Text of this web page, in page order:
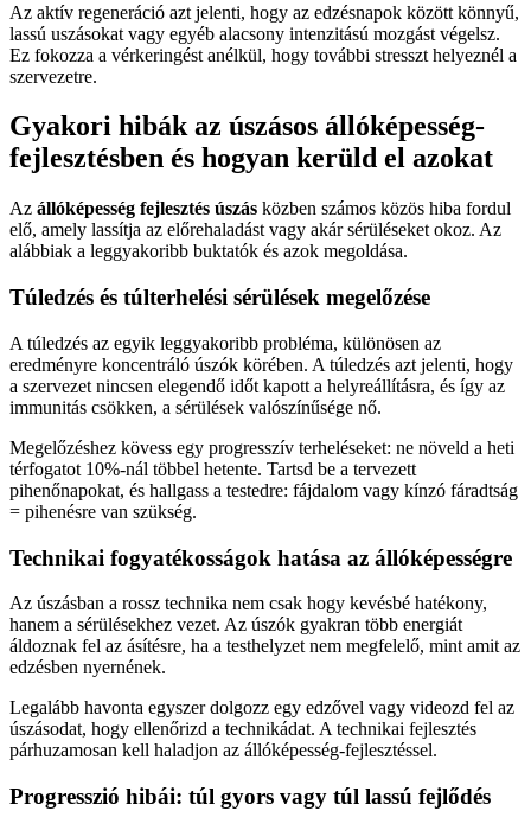
Az aktív regeneráció azt jelenti, hogy az edzésnapok között könnyű,
lassú uszásokat vagy egyéb alacsony intenzitású mozgást végelsz.
Ez fokozza a vérkeringést anélkül, hogy további stresszt helyeznél a
szervezetre.
Gyakori hibák az úszásos állóképesség-
fejlesztésben és hogyan kerüld el azokat
Az állóképesség fejlesztés úszás közben számos közös hiba fordul
elő, amely lassítja az előrehaladást vagy akár sérüléseket okoz. Az
alábbiak a leggyakoribb buktatók és azok megoldása.
Túledzés és túlterhelési sérülések megelőzése
A túledzés az egyik leggyakoribb probléma, különösen az
eredményre koncentráló úszók körében. A túledzés azt jelenti, hogy
a szervezet nincsen elegendő időt kapott a helyreállításra, és így az
immunitás csökken, a sérülések valószínűsége nő.
Megelőzéshez kövess egy progresszív terheléseket: ne növeld a heti
térfogatot 10%-nál többel hetente. Tartsd be a tervezett
pihenőnapokat, és hallgass a testedre: fájdalom vagy kínzó fáradtság
= pihenésre van szükség.
Technikai fogyatékosságok hatása az állóképességre
Az úszásban a rossz technika nem csak hogy kevésbé hatékony,
hanem a sérülésekhez vezet. Az úszók gyakran több energiát
áldoznak fel az ásítésre, ha a testhelyzet nem megfelelő, mint amit az
edzésben nyernének.
Legalább havonta egyszer dolgozz egy edzővel vagy videozd fel az
úszásodat, hogy ellenőrizd a technikádat. A technikai fejlesztés
párhuzamosan kell haladjon az állóképesség-fejlesztéssel.
Progresszió hibái: túl gyors vagy túl lassú fejlődés